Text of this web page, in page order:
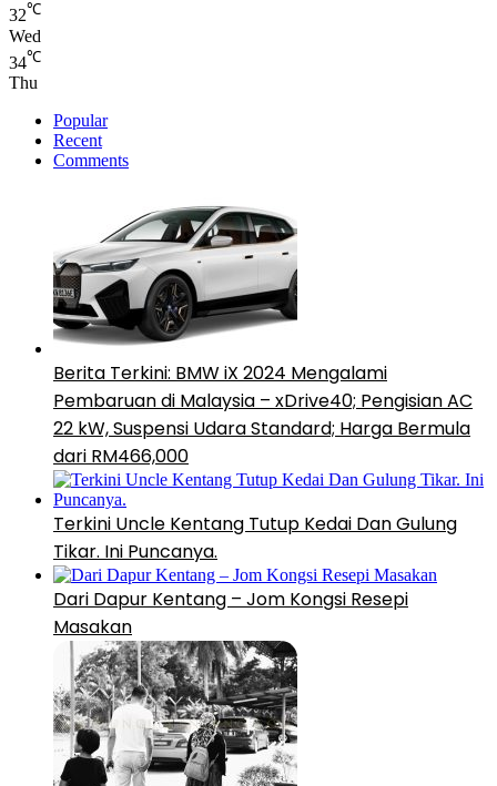
32℃
Wed
34℃
Thu
Popular
Recent
Comments
Berita Terkini: BMW iX 2024 Mengalami
Pembaruan di Malaysia – xDrive40; Pengisian AC
22 kW, Suspensi Udara Standard; Harga Bermula
dari RM466,000
Terkini Uncle Kentang Tutup Kedai Dan Gulung
Tikar. Ini Puncanya.
Dari Dapur Kentang – Jom Kongsi Resepi
Masakan